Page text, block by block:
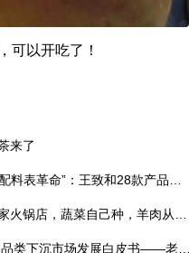
可以开吃了！
来了